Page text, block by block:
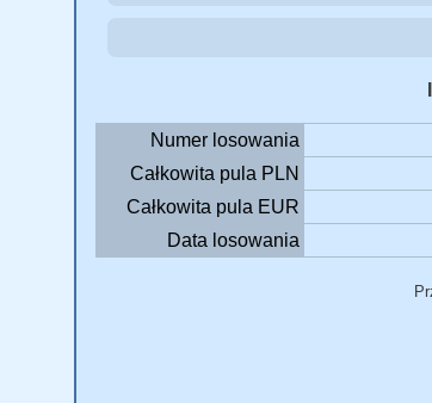
Numer losowania
Całkowita pula PLN
Całkowita pula EUR
Data losowania